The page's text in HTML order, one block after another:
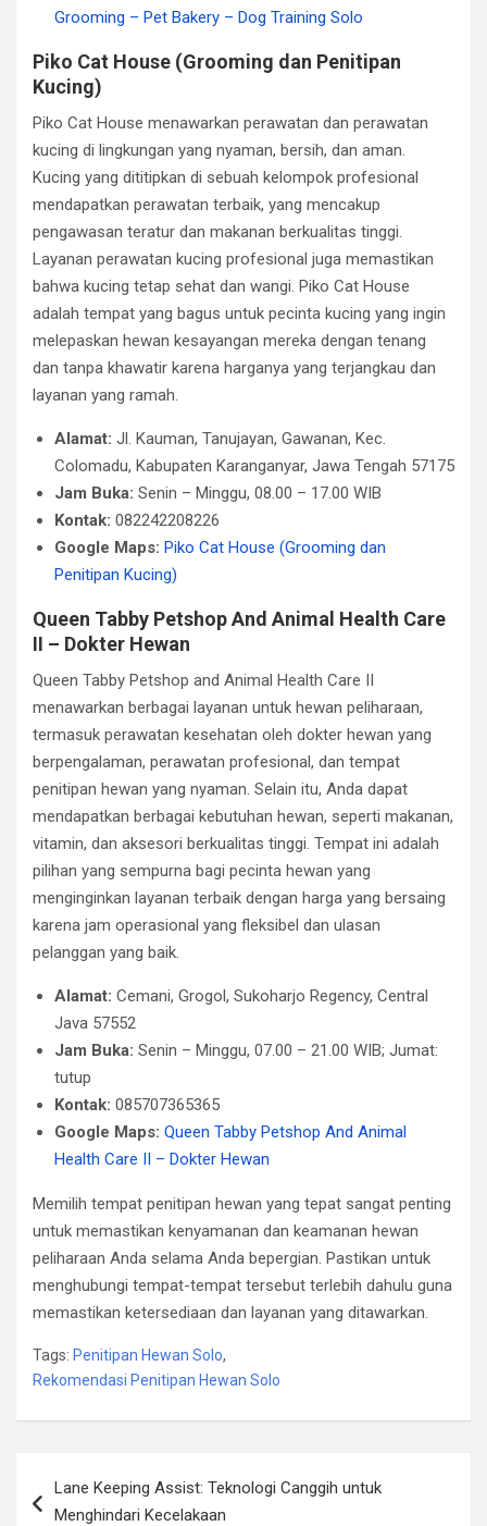
Grooming – Pet Bakery – Dog Training Solo
Piko Cat House (Grooming dan Penitipan
Kucing)
Piko Cat House menawarkan perawatan dan perawatan
kucing di lingkungan yang nyaman, bersih, dan aman.
Kucing yang dititipkan di sebuah kelompok profesional
mendapatkan perawatan terbaik, yang mencakup
pengawasan teratur dan makanan berkualitas tinggi.
Layanan perawatan kucing profesional juga memastikan
bahwa kucing tetap sehat dan wangi. Piko Cat House
adalah tempat yang bagus untuk pecinta kucing yang ingin
melepaskan hewan kesayangan mereka dengan tenang
dan tanpa khawatir karena harganya yang terjangkau dan
layanan yang ramah.
Alamat: Jl. Kauman, Tanujayan, Gawanan, Kec.
Colomadu, Kabupaten Karanganyar, Jawa Tengah 57175
Jam Buka: Senin – Minggu, 08.00 – 17.00 WIB
Kontak: 082242208226
Google Maps: Piko Cat House (Grooming dan
Penitipan Kucing)
Queen Tabby Petshop And Animal Health Care
II – Dokter Hewan
Queen Tabby Petshop and Animal Health Care II
menawarkan berbagai layanan untuk hewan peliharaan,
termasuk perawatan kesehatan oleh dokter hewan yang
berpengalaman, perawatan profesional, dan tempat
penitipan hewan yang nyaman. Selain itu, Anda dapat
mendapatkan berbagai kebutuhan hewan, seperti makanan,
vitamin, dan aksesori berkualitas tinggi. Tempat ini adalah
pilihan yang sempurna bagi pecinta hewan yang
menginginkan layanan terbaik dengan harga yang bersaing
karena jam operasional yang fleksibel dan ulasan
pelanggan yang baik.
Alamat: Cemani, Grogol, Sukoharjo Regency, Central
Java 57552
Jam Buka: Senin – Minggu, 07.00 – 21.00 WIB; Jumat:
tutup
Kontak: 085707365365
Google Maps: Queen Tabby Petshop And Animal
Health Care II – Dokter Hewan
Memilih tempat penitipan hewan yang tepat sangat penting
untuk memastikan kenyamanan dan keamanan hewan
peliharaan Anda selama Anda bepergian. Pastikan untuk
menghubungi tempat-tempat tersebut terlebih dahulu guna
memastikan ketersediaan dan layanan yang ditawarkan.​
Tags: Penitipan Hewan Solo,
Rekomendasi Penitipan Hewan Solo
navigation
Lane Keeping Assist: Teknologi Canggih untuk
Menghindari Kecelakaan